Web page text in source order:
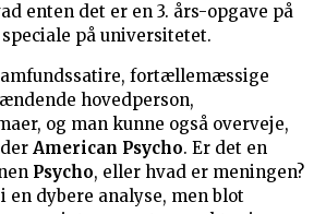
enten det er en 3. års-opgave på
på universitetet.
fortællemæssige
hovedperson,
og man kunne også overveje,
American Psycho. Er det en
Psycho, eller hvad er meningen?
en dybere analyse, men blot